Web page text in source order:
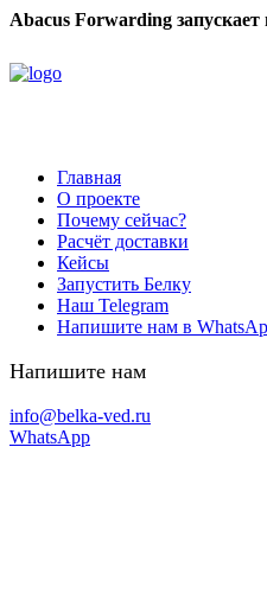
Abacus Forwarding
Главная
О проекте
Почему сейчас?
Расчёт доставки
Кейсы
Запустить Белку
Наш Telegram
Напишите нам в
Напишите нам
info@belka-ved.ru
WhatsApp